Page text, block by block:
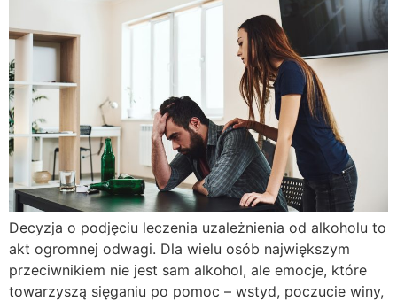
Decyzja o podjęciu leczenia uzależnienia od alkoholu to
akt ogromnej odwagi. Dla wielu osób największym
przeciwnikiem nie jest sam alkohol, ale emocje, które
towarzyszą sięganiu po pomoc – wstyd, poczucie winy,